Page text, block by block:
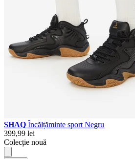
SHAQ Încălțăminte sport Negru
399,99 lei
Colecție nouă